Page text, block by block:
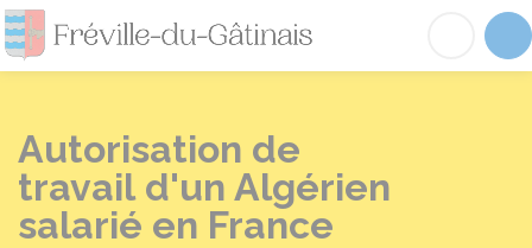
Fréville-du-
Autorisation de
travail d'un Algérien
salarié en France